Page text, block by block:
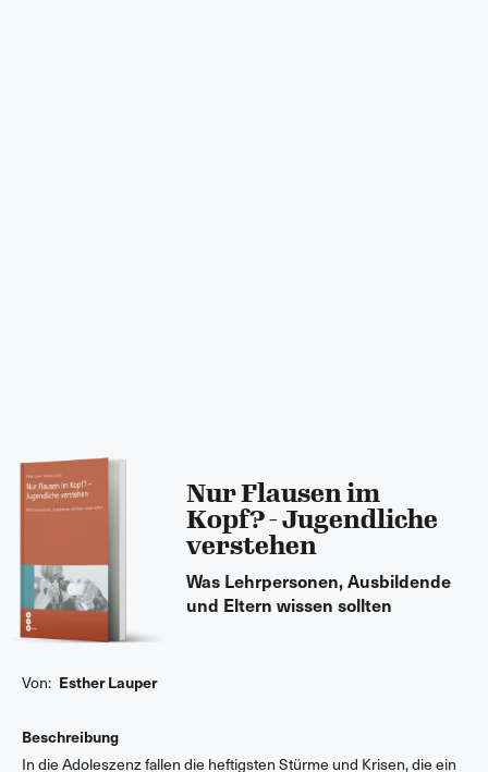
Nur Flausen im
Kopf? - Jugendliche
verstehen
Was Lehrpersonen, Ausbildende
und Eltern wissen sollten
Von: Esther Lauper
Beschreibung
In die Adoleszenz fallen die heftigsten Stürme und Krisen, die ein